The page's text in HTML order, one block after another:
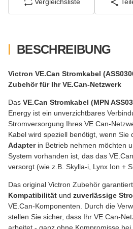
Vergleichsliste
BESCHREIBUNG
Victron VE.Can Stromkabel
Zubehör für Ihr VE.Can-Netzwerk
Das VE.Can Stromkabel (MPN
Energy ist ein unverzichtbares
Stromversorgung Ihres VE.Can-
Kabel wird speziell benötigt, wenn Sie
Adapterin Betrieb nehmen möchten
System vorhanden ist, das das
versorgt (wie z.B. Skylla-i, Lynx Ion +
Das original Victron Zubehör
Kompatibilität und zuverlässige
VE.Can-Komponenten. Durch die
stellen Sie sicher, dass Ihr VE.Can-
arbeitet - ganz ohne Kompromisse